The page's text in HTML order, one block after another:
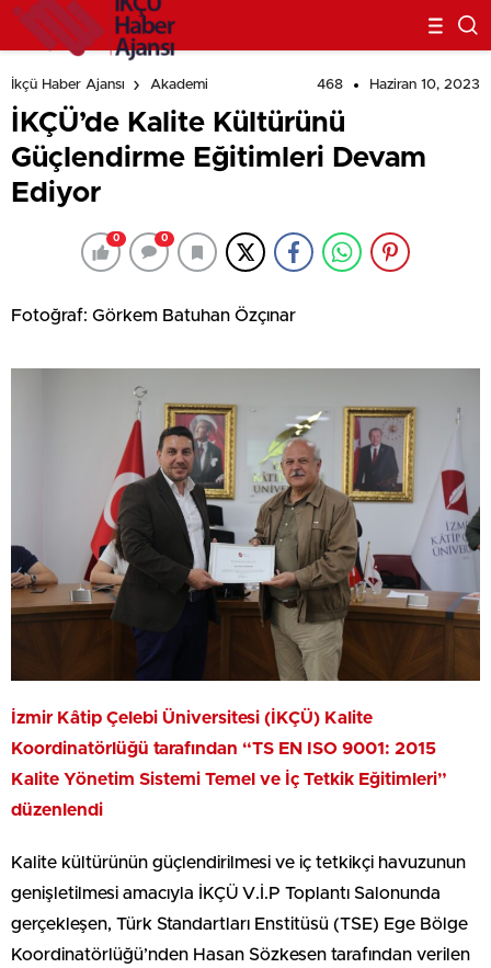
İkçü Haber Ajansı Akademi 468 Haziran 10, 2023
İKÇÜ’de Kalite Kültürünü
Güçlendirme Eğitimleri Devam
Ediyor
0 0
Fotoğraf: Görkem Batuhan Özçınar
İzmir Kâtip Çelebi Üniversitesi (İKÇÜ) Kalite
Koordinatörlüğü tarafından “TS EN ISO 9001: 2015
Kalite Yönetim Sistemi Temel ve İç Tetkik Eğitimleri”
düzenlendi
Kalite kültürünün güçlendirilmesi ve iç tetkikçi havuzunun
genişletilmesi amacıyla İKÇÜ V.İ.P Toplantı Salonunda
gerçekleşen, Türk Standartları Enstitüsü (TSE) Ege Bölge
Koordinatörlüğü’nden Hasan Sözkesen tarafından verilen